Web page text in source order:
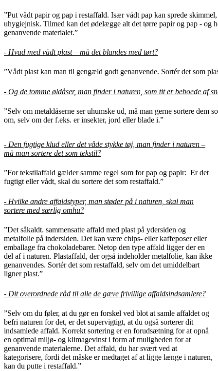
”Put vådt papir og pap i restaffald. Især vådt pap kan sprede
uhygiejnisk. Tilmed kan det ødelægge alt det tørre papir og pap - og
genanvende materialet.”
- Hvad med vådt plast – må det blandes med tørt?
”Vådt plast kan man til gengæld godt genanvende. Sortér det som
- Og de tomme øldåser, man finder i naturen, som tit er beboede af
”Selv om metaldåserne ser uhumske ud, må man gerne sortere dem
om, selv om der f.eks. er insekter, jord eller blade i.”
- Den fugtige klud eller det våde stykke tøj, man finder i naturen –
må man sortere det som tekstil?
”For tekstilaffald gælder samme regel som for pap og papir: Er det
fugtigt eller vådt, skal du sortere det som restaffald.”
- Hvilke andre affaldstyper, man støder på i naturen, skal man
sortere med særlig omhu?
”Det såkaldt. sammensatte affald med plast på ydersiden og
metalfolie på indersiden. Det kan være chips- eller kaffeposer eller
emballage fra chokoladebarer. Netop den type affald ligger der en
del af i naturen. Plastaffald, der også indeholder metalfolie, kan ikke
genanvendes. Sortér det som restaffald, selv om det umiddelbart
ligner plast.”
- Dit overordnede råd til alle de gæve frivillige affaldsindsamlere?
”Selv om du føler, at du gør en forskel ved blot at samle affaldet og
befri naturen for det, er det supervigtigt, at du også sorterer dit
indsamlede affald. Korrekt sortering er en forudsætning for at opnå
en optimal miljø- og klimagevinst i form af muligheden for at
genanvende materialerne. Det affald, du har svært ved at
kategorisere, fordi det måske er medtaget af at ligge længe i naturen,
kan du putte i restaffald.”